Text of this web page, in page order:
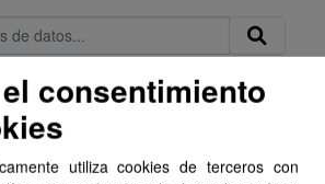
datos encontrado
consentimiento
utiliza cookies de terceros con